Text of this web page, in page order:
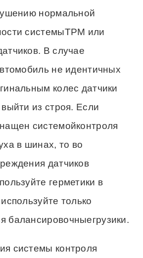
нормальной
системыТРМ или
В случае
не идентичных
колес датчики
из строя. Если
системойконтроля
в шинах, то во
датчиков
герметики в
только
балансировочныегрузики.
системы контроля